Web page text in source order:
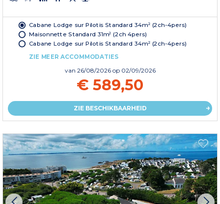
Cabane Lodge sur Pilotis Standard 34m² (2ch-4pers)
Maisonnette Standard 31m² (2ch 4pers)
Cabane Lodge sur Pilotis Standard 34m² (2ch-4pers)
ZIE MEER ACCOMMODATIES
van 26/08/2026 op 02/09/2026
€ 589,50
ZIE BESCHIKBAARHEID